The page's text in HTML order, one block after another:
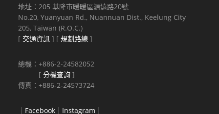
地址：205 基隆市暖暖區源遠路20號
No.20, Yuanyuan Rd., Nuannuan Dist., Keelung City
205, Taiwan (R.O.C.)
[ 交通資訊 ] [規劃路線 ]
總機：+886-2-24582052
[分機查詢 ]
傳真：+886-2-24573724
｜ Facebook ｜ Instagram ｜